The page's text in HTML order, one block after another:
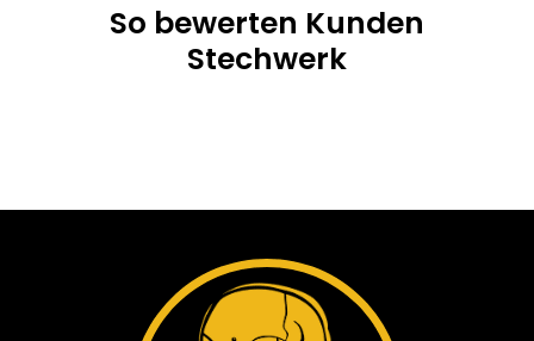
So bewerten Kunden
Stechwerk